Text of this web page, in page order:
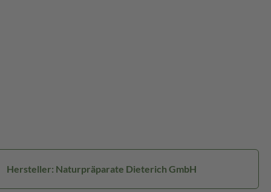
Hersteller: Naturpräparate Dieterich GmbH